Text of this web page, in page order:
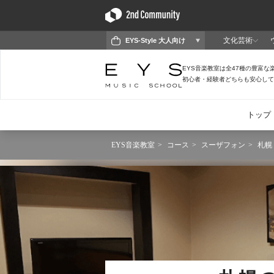
EYS音楽教室 コース スーザフォン 札幌